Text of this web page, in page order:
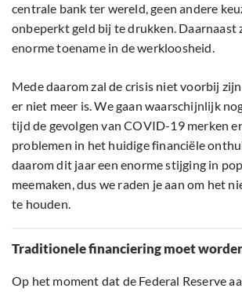
centrale bank ter wereld, geen andere
onbeperkt geld bij te drukken. Daarnaast
enorme toename in de werkloosheid.
Mede daarom zal de crisis niet voorbij
er niet meer is. We gaan waarschijnlijk
tijd de gevolgen van COVID-19 merken
problemen in het huidige financiële
daarom dit jaar een enorme stijging in
meemaken, dus we raden je aan om het
te houden.
Traditionele financiering moet
Op het moment dat de Federal Reserve